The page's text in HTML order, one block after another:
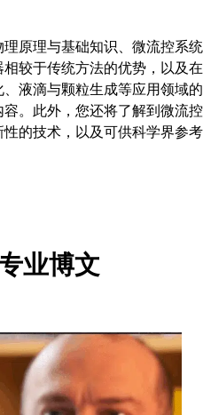
原理与基础知识、微流控系统
较于传统方法的优势，以及在
液滴与颗粒生成等应用领域的
。此外，您还将了解到微流控
的技术，以及可供科学界参考
业博文